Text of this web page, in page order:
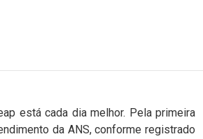
está cada dia melhor. Pela primeira
da ANS, conforme registrado